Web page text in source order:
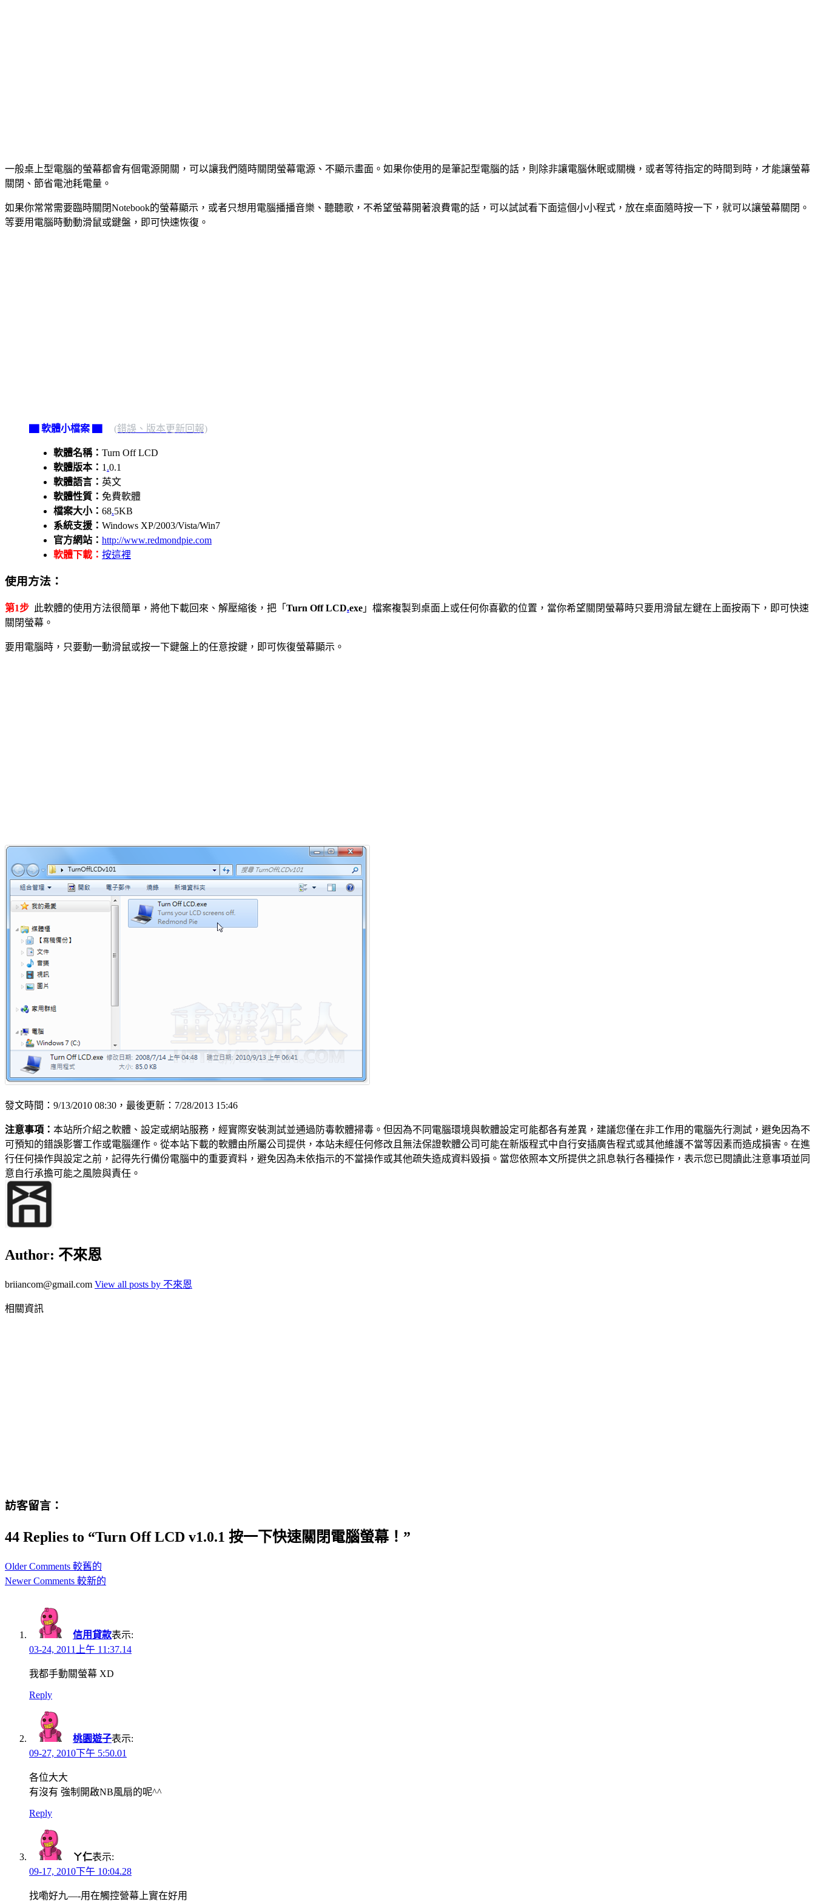
一般桌上型電腦的螢幕都會有個電源開關，可以讓我們隨時關閉螢幕電源、不顯示畫面。如果你使用的是筆記型電腦的話，則除非讓電腦休眠或關機，或者等待指定的時間到時，才能讓螢幕
關閉、節省電池耗電量。
如果你常常需要臨時關閉Notebook的螢幕顯示，或者只想用電腦播播音樂、聽聽歌，不希望螢幕開著浪費電的話，可以試試看下面這個小小程式，放在桌面隨時按一下，就可以讓螢幕關閉。
等要用電腦時動動滑鼠或鍵盤，即可快速恢復。
▇ 軟體小檔案 ▇ (錯誤、版本更新回報)
軟體名稱： Turn Off LCD
軟體版本： 1 .0.1
軟體語言： 英文
軟體性質： 免費軟體
檔案大小： 68.5KB
系統支援： Windows XP/2003/Vista/Win7
官方網站： http://www.redmondpie.com
軟體下載： 按這裡
使用方法：
第1步 此軟體的使用方法很簡單，將他下載回來、解壓縮後，把「 Turn Off LCD.exe 」檔案複製到桌面上或任何你喜歡的位置，當你希望關閉螢幕時只要用滑鼠左鍵在上面按兩下，即可快速
關閉螢幕。
要用電腦時，只要動一動滑鼠或按一下鍵盤上的任意按鍵，即可恢復螢幕顯示。
發文時間：9/13/2010 08:30，最後更新：7/28/2013 15:46
注意事項： 本站所介紹之軟體、設定或網站服務，經實際安裝測試並通過防毒軟體掃毒。但因為不同電腦環境與軟體設定可能都各有差異，建議您僅在非工作用的電腦先行測試，避免因為不
可預知的錯誤影響工作或電腦運作。從本站下載的軟體由所屬公司提供，本站未經任何修改且無法保證軟體公司可能在新版程式中自行安插廣告程式或其他維護不當等因素而造成損害。在進
行任何操作與設定之前，記得先行備份電腦中的重要資料，避免因為未依指示的不當操作或其他疏失造成資料毀損。當您依照本文所提供之訊息執行各種操作，表示您已閱讀此注意事項並同
意自行承擔可能之風險與責任。
Author: 不來恩
briiancom@gmail.com View all posts by 不來恩
相關資訊
訪客留言：
44 Replies to “Turn Off LCD v1.0.1 按一下快速關閉電腦螢幕！”
Comment
navigation
Older Comments 較舊的
Newer Comments 較新的
信用貸款表示:
03-24, 2011上午 11:37.14
我都手動關螢幕 XD
Reply
桃園遊子表示:
09-27, 2010下午 5:50.01
各位大大
有沒有 強制開啟NB風扇的呢^^
Reply
ㄚ仁表示:
09-17, 2010下午 10:04.28
找嘞好九—-用在觸控營幕上實在好用